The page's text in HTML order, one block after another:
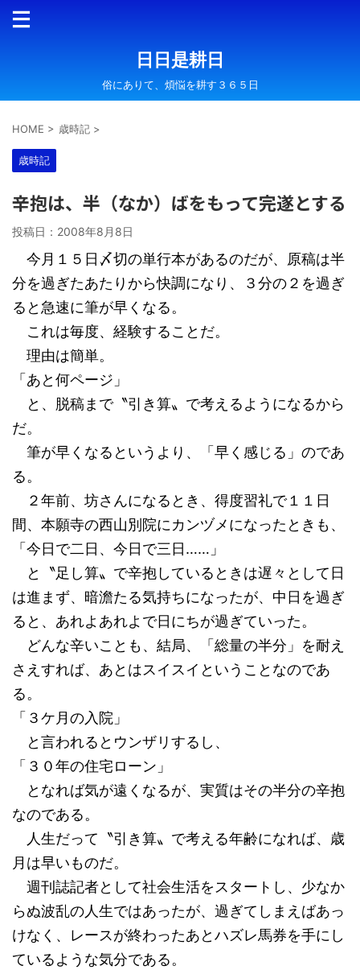
日日是耕日
俗にありて、煩悩を耕す３６５日
HOME > 歳時記 >
歳時記
辛抱は、半（なか）ばをもって完遂とする
投稿日： 2008年8月8日
今月１５日〆切の単行本があるのだが、原稿は半
分を過ぎたあたりから快調になり、３分の２を過ぎ
ると急速に筆が早くなる。
これは毎度、経験することだ。
理由は簡単。
「あと何ページ」
と、脱稿まで〝引き算〟で考えるようになるから
だ。
筆が早くなるというより、「早く感じる」のであ
る。
２年前、坊さんになるとき、得度習礼で１１日
間、本願寺の西山別院にカンヅメになったときも、
「今日で二日、今日で三日……」
と〝足し算〟で辛抱しているときは遅々として日
は進まず、暗澹たる気持ちになったが、中日を過ぎ
ると、あれよあれよで日にちが過ぎていった。
どんな辛いことも、結局、「総量の半分」を耐え
さえすれば、あとはスイスイということなのであ
る。
「３ケ月の入院」
と言われるとウンザリするし、
「３０年の住宅ローン」
となれば気が遠くなるが、実質はその半分の辛抱
なのである。
人生だって〝引き算〟で考える年齢になれば、歳
月は早いものだ。
週刊誌記者として社会生活をスタートし、少なか
らぬ波乱の人生ではあったが、過ぎてしまえばあっ
けなく、レースが終わったあとハズレ馬券を手にし
ているような気分である。